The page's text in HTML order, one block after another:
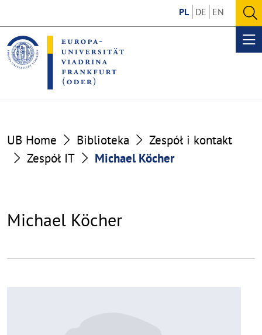
the
content
section
the
footer
section
PL DE EN
UB Home Biblioteka
Zespół i kontakt
Zespół IT
Michael Köcher
Michael Köcher